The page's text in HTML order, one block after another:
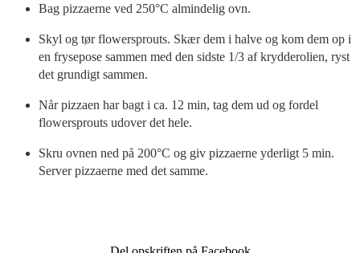
Bag pizzaerne ved 250°C almindelig ovn.
Skyl og tør flowersprouts. Skær dem i halve og kom dem op i
en frysepose sammen med den sidste 1/3 af krydderolien, ryst
det grundigt sammen.
Når pizzaen har bagt i ca. 12 min, tag dem ud og fordel
flowersprouts udover det hele.
Skru ovnen ned på 200°C og giv pizzaerne yderligt 5 min.
Server pizzaerne med det samme.